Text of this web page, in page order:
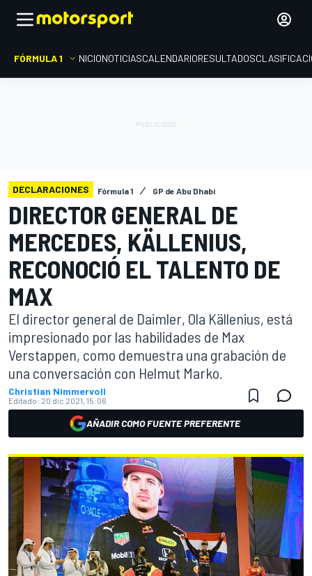
FÓRMULA 1 INICIONOTICIASCALENDARIORESULTADOS
DECLARACIONES Fórmula 1 GP de Abu Dhabi
DIRECTOR GENERAL DE
MERCEDES, KÄLLENIUS,
RECONOCIÓ EL TALENTO DE
MAX
El director general de Daimler, Ola Källenius, está
impresionado por las habilidades de Max
Verstappen, como demuestra una grabación de
una conversación con Helmut Marko.
Christian Nimmervoll
Editado: 20 dic 2021, 15:06
AÑADIR COMO FUENTE PREFERENTE